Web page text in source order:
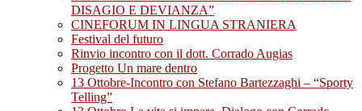
DISAGIO E DEVIANZA”
CINEFORUM IN LINGUA STRANIERA
Festival del futuro
Rinvio incontro con il dott. Corrado Augias
Progetto Un mare dentro
13 Ottobre-Incontro con Stefano Bartezzaghi – “Sporty
Telling”